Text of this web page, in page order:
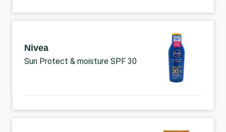
Nivea
Sun Protect & moisture SPF 30